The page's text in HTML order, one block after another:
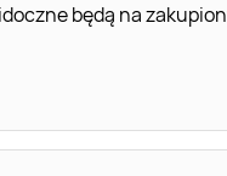
będą na